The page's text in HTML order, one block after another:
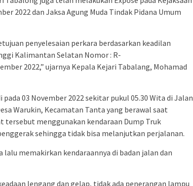
2022 dan Jaksa Agung Muda Tindak Pidana Umum
penyelesaian perkara berdasarkan keadilan
Kalimantan Selatan Nomor : R-
2022,” ujarnya Kepala Kejari Tabalang, Mohamad
03 November 2022 sekitar pukul 05.30 Wita di Jalan
Warukin, Kecamatan Tanta yang berawal saat
tersebut menggunakan kendaraan Dump Truk
sehingga tidak bisa melanjutkan perjalanan.
lalu memakirkan kendaraannya di badan jalan dan
lengang dan gelap, tidak ada penerangan lampu